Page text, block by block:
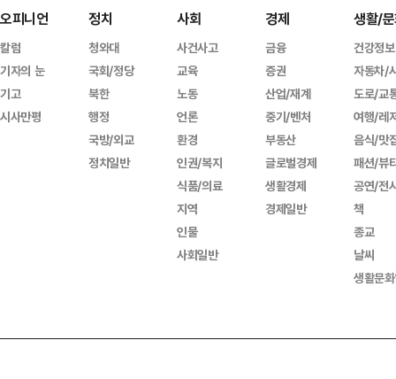
오피니언
칼럼
기자의 눈
기고
시사만평
정치
청와대
국회/정당
북한
행정
국방/외교
정치일반
사회
사건사고
교육
노동
언론
환경
인권/복지
식품/의료
지역
인물
사회일반
경제
금융
증권
산업/재계
중기/벤처
부동산
글로벌경제
생활경제
경제일반
생활/
건강정보
자동차/
도로/교
여행/레
음식/맛
패션/뷰
공연/전
책
종교
날씨
생활문